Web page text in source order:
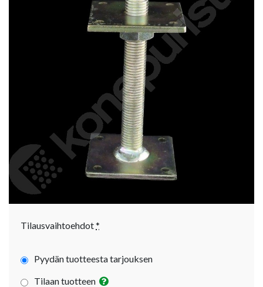
Tilausvaihtoehdot*
Pyydän tuotteesta tarjouksen
Tilaan tuotteen